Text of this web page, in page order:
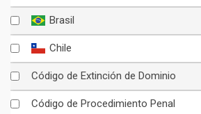
Brasil
Chile
Código de Extinción de Dominio
Código de Procedimiento Penal